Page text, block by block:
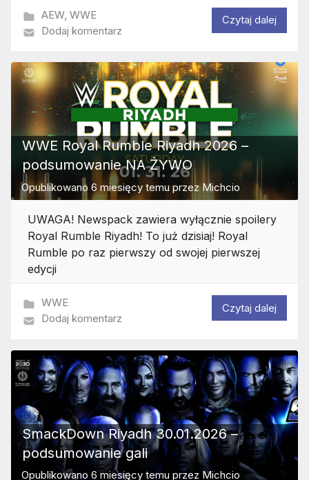
AEW, WWE
Dodaj komentarz
Czytaj dalej
WWE Royal Rumble Riyadh 2026 –
podsumowanie NA ŻYWO
Opublikowano 6 miesięcy temuprzezMichcio
UWAGA! Newspack zawiera wyłącznie spoilery
Royal Rumble Riyadh! To już dzisiaj! Royal
Rumble po raz pierwszy od swojej pierwszej
edycji
WWE
Dodaj komentarz
Czytaj dalej
SmackDown Riyadh 30.01.2026 –
podsumowanie gali
Opublikowano 6 miesięcy temu przez Michcio